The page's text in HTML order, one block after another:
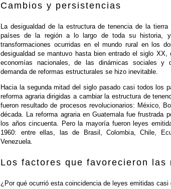
Cambios y persistencias
La desigualdad de la estructura de tenencia de la
países de la región a lo largo de toda su historia,
transformaciones ocurridas en el mundo rural en los
desigualdad se mantuvo hasta bien entrado el siglo XX,
economías nacionales, de las dinámicas sociales y
demanda de reformas estructurales se hizo inevitable.
Hacia la segunda mitad del siglo pasado casi todos los
reforma agraria dirigidas a cambiar la estructura de
fueron resultado de procesos revolucionarios: México,
década. La reforma agraria en Guatemala fue frustrada
los años cincuenta. Pero la mayoría fueron leyes
1960: entre ellas, las de Brasil, Colombia, Chile,
Venezuela.
Los factores que favorecieron las
¿Por qué ocurrió esta coincidencia de leyes emitidas casi